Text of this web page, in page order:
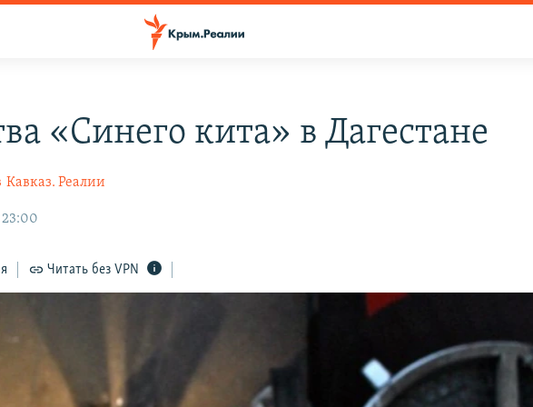
«Синего кита» в Дагестане
Кавказ. Реалии
23:00
Читать без VPN